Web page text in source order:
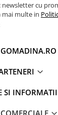
newsletter cu
mai multe in
GOMADINA.RO
SI INFORMATII